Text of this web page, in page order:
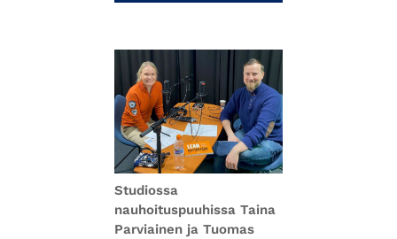
Studiossa
nauhoituspuuhissa Taina
Parviainen ja Tuomas